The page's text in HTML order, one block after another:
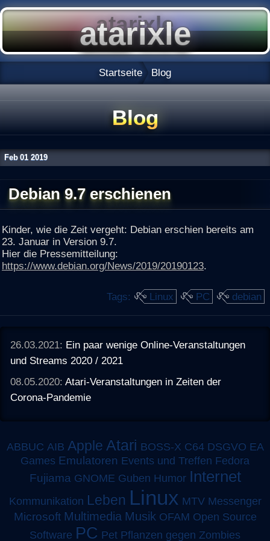
Startseite Blog
Blog
Feb 01 2019
Debian 9.7 erschienen
Kinder, wie die Zeit vergeht: Debian erschien bereits am
23. Januar in Version 9.7.
Hier die Pressemitteilung:
https://www.debian.org/News/2019/20190123.
Tags: Linux PC debian
26.03.2021: Ein paar wenige Online-Veranstaltungen
und Streams 2020 / 2021
08.05.2020:Atari-Veranstaltungen in Zeiten der
Corona-Pandemie
ABBUC AIB Apple Atari BOSS-X C64 DSGVO EA
Games Emulatoren Events und Treffen Fedora
Fujiama GNOME Guben Humor Internet
Kommunikation Leben Linux MTV Messenger
Microsoft Multimedia Musik OFAM Open Source
Software PC Pet Pflanzen gegen Zombies